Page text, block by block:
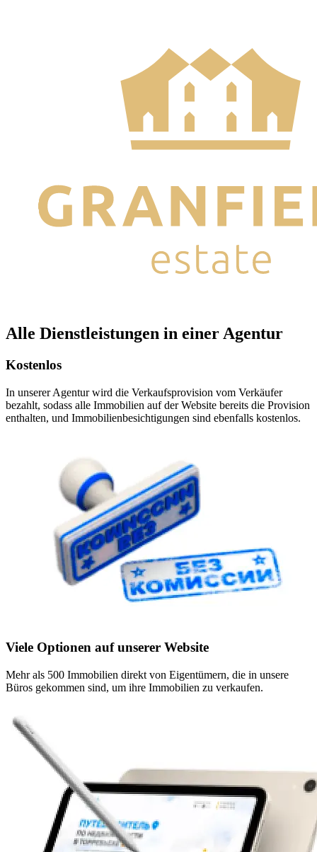
Alle Dienstleistungen in einer Agentur
Kostenlos
In unserer Agentur wird die Verkaufsprovision vom Verkäufer
bezahlt, sodass alle Immobilien auf der Website bereits die Provision
enthalten, und Immobilienbesichtigungen sind ebenfalls kostenlos.
Viele Optionen auf unserer Website
Mehr als 500 Immobilien direkt von Eigentümern, die in unsere
Büros gekommen sind, um ihre Immobilien zu verkaufen.